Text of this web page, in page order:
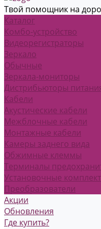
Твой помощник на
Каталог
Комбо-устройство
Видеорегистраторы
Зеркало
Обычные
Зеркала-мониторы
Дистрибьюторы
Кабели
Акустические кабели
Межблочные кабели
Монтажные кабели
Камеры заднего вида
Обжимные клеммы
Терминалы
Установочные
Преобразователи
Акции
Обновления
Где купить?